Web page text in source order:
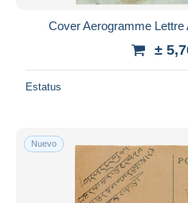
Cover Aerogramme
±
Estatus
Nuevo